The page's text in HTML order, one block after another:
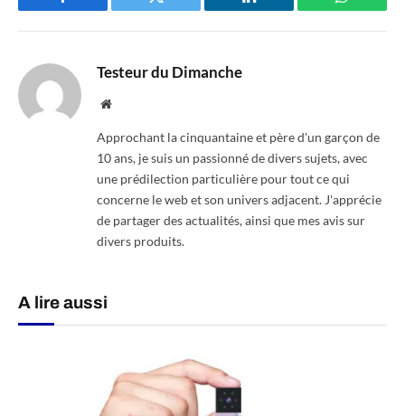
Facebook Twitter LinkedIn
Testeur du Dimanche
Website
Approchant la cinquantaine et père d'un garçon de
10 ans, je suis un passionné de divers sujets, avec
une prédilection particulière pour tout ce qui
concerne le web et son univers adjacent. J'apprécie
de partager des actualités, ainsi que mes avis sur
divers produits.
A lire aussi